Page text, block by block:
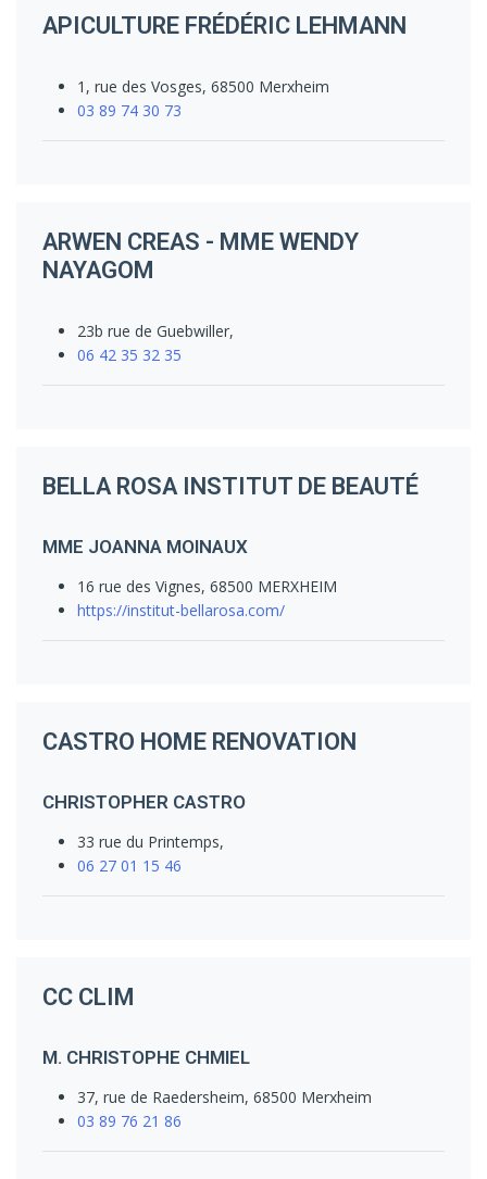
APICULTURE FRÉDÉRIC LEHMANN
1, rue des Vosges, 68500 Merxheim
03 89 74 30 73
ARWEN CREAS - MME WENDY
NAYAGOM
23b rue de Guebwiller,
06 42 35 32 35
BELLA ROSA INSTITUT DE BEAUTÉ
MME JOANNA MOINAUX
16 rue des Vignes, 68500 MERXHEIM
https://institut-bellarosa.com/
CASTRO HOME RENOVATION
CHRISTOPHER CASTRO
33 rue du Printemps,
06 27 01 15 46
CC CLIM
M. CHRISTOPHE CHMIEL
37, rue de Raedersheim, 68500 Merxheim
03 89 76 21 86